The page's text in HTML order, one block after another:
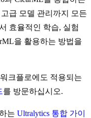
급 모델 관리까지 모든
효율적인 학습, 실험
을 활용하는 방법을
크플로에도 적용되는
를 방문하십시오.
는 Ultralytics 통합 가이